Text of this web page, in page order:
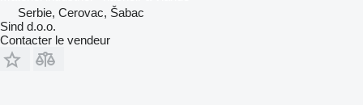
Serbie, Cerovac, Šabac
Sind d.o.o.
Contacter le vendeur